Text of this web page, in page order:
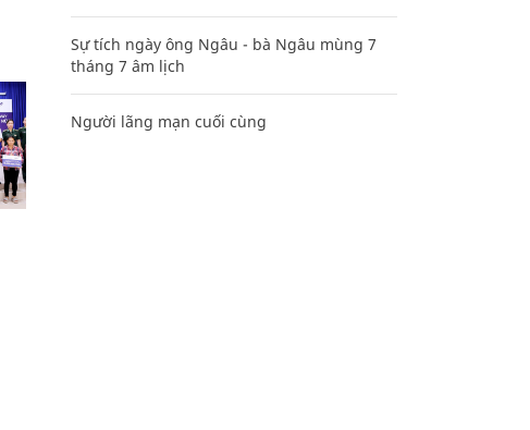
Sự tích ngày ông Ngâu - bà Ngâu mùng 7
tháng 7 âm lịch
Người lãng mạn cuối cùng